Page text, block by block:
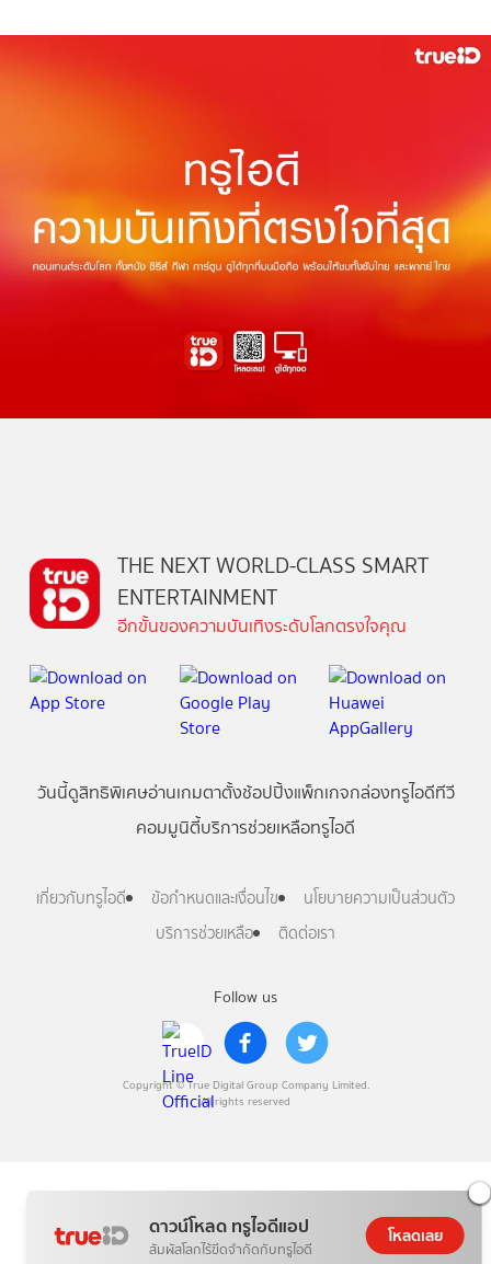
ดาวน์โหลด ทรูไอดีแอป
สัมผัสโลกไร้ขีดจำกัดกับทรูไอดี
โหลดเลย
Follow us
Copyright © True Digital Group Company Limited.
All rights reserved
THE NEXT WORLD-CLASS SMART
ENTERTAINMENT
อีกขั้นของความบันเทิงระดับโลกตรงใจคุณ
วันนี้ดูสิทธิพิเศษอ่านเกมตาตั้งช้อปปิ้งแพ็กเกจกล่องทรูไอดีทีวี
คอมมูนิตี้บริการช่วยเหลือทรูไอดี
เกี่ยวกับทรูไอดี ข้อกำหนดและเงื่อนไข
นโยบายความเป็นส่วนตัว
บริการช่วยเหลือ
ติดต่อเรา